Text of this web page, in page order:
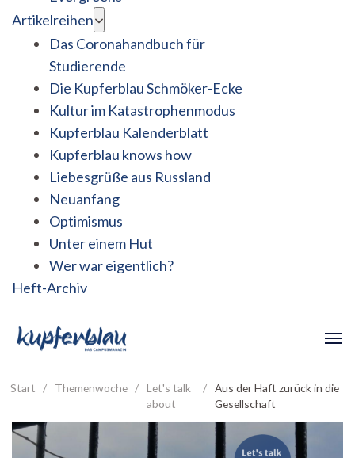
Artikelreihen
Das Coronahandbuch für
Studierende
Die Kupferblau Schmöker-Ecke
Kultur im Katastrophenmodus
Kupferblau Kalenderblatt
Kupferblau knows how
Liebesgrüße aus Russland
Neuanfang
Optimismus
Unter einem Hut
Wer war eigentlich?
Heft-Archiv
Start / Themenwoche /
Let's talk
about
/ Aus der Haft zurück in die
Gesellschaft